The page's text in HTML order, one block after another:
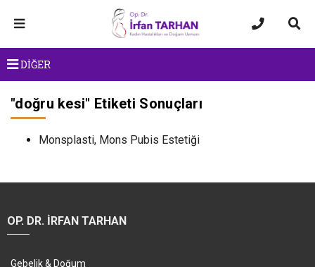
DİĞER
"doğru kesi" Etiketi Sonuçları
Monsplasti, Mons Pubis Estetiği
OP. DR. İRFAN TARHAN
Gebelik & Doğum